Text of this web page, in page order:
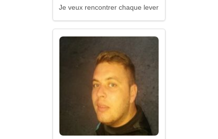
Je veux rencontrer chaque lever de soleil avec toi